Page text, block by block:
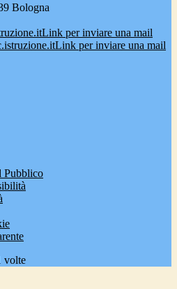
Bologna
Link per inviare una mail
Link per inviare una mail
Pubblico
volte